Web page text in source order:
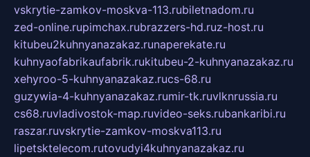
vskrytie-zamkov-moskva-113.rubiletnadom.ru
zed-online.rupimchax.rubrazzers-hd.ruz-host.ru
kitubeu2kuhnyanazakaz.runaperekate.ru
kuhnyaofabrikaufabrik.rukitubeu-2-kuhnyanazakaz.ru
xehyroo-5-kuhnyanazakaz.rucs-68.ru
guzywia-4-kuhnyanazakaz.rumir-tk.ruvlknrussia.ru
cs68.ruvladivostok-map.ruvideo-seks.rubankaribi.ru
raszar.ruvskrytie-zamkov-moskva113.ru
lipetsktelecom.rutovudyi4kuhnyanazakaz.ru